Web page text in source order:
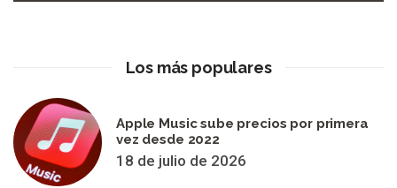
Los más populares
Apple Music sube precios por primera
vez desde 2022
18 de julio de 2026